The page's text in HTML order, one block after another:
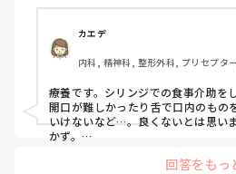
施設でも前例はあるようなのです
されていること多いのでしょうか？
シリンジは倫理的にダメだと教わ
す、、
カエデ
内科, 精神科, 整形外科, プリセプタ
療養です。シリンジでの食事介助を
開口が難しかったり舌で口内のもの
いけないなど…。良くないとは思い
かず。
回答をもっ